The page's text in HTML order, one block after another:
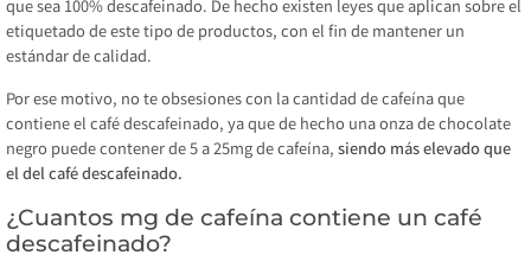
que sea 100% descafeinado. De hecho existen leyes que aplican sobre el
etiquetado de este tipo de productos, con el fin de mantener un
estándar de calidad.
Por ese motivo, no te obsesiones con la cantidad de cafeína que
contiene el café descafeinado, ya que de hecho una onza de chocolate
negro puede contener de 5 a 25mg de cafeína,siendo más elevado que
el del café descafeinado.
¿Cuantos mg de cafeína contiene un café
descafeinado?